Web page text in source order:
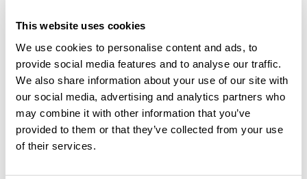
This website uses cookies
We use cookies to personalise content and ads, to
provide social media features and to analyse our traffic.
We also share information about your use of our site with
our social media, advertising and analytics partners who
may combine it with other information that you’ve
provided to them or that they’ve collected from your use
of their services.
Ajouter un avis
Découvrez ce parcours de course à pied de 56,9 km qui